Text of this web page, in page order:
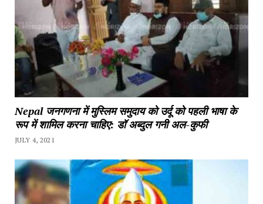
Nepal जनगणना में मुस्लिम समुदाय को उर्दू को पहली भाषा के
रूप में शामिल करना चाहिए: डॉ अब्दुल गनी अल-कुफी
JULY 4, 2021